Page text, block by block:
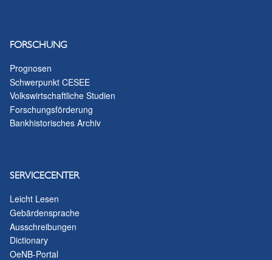
FORSCHUNG
Prognosen
Schwerpunkt CESEE
Volkswirtschaftliche Studien
Forschungsförderung
Bankhistorisches Archiv
SERVICECENTER
Leicht Lesen
Gebärdensprache
Ausschreibungen
Dictionary
OeNB-Portal